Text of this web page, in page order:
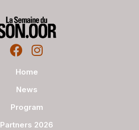
Home
News
Program
Partners 2026